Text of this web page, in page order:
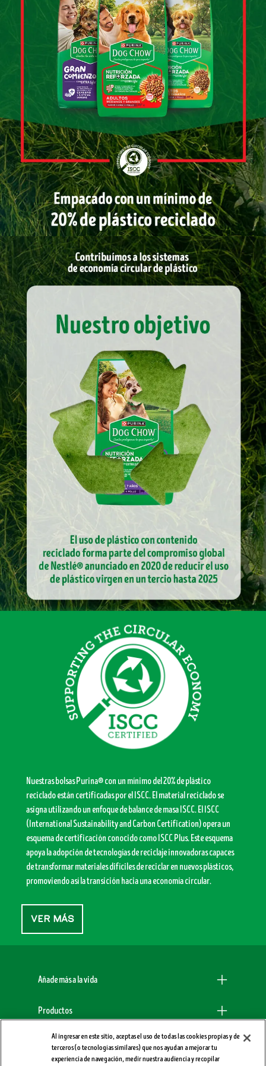
Nuestras bolsas Purina® con un mínimo del 20% de plástico
reciclado están certificadas por el ISCC. El material reciclado se
asigna utilizando un enfoque de balance de masa ISCC. El ISCC
(International Sustainability and Carbon Certification) opera un
esquema de certificación conocido como ISCC Plus. Este esquema
apoya la adopción de tecnologías de reciclaje innovadoras capaces
de transformar materiales difíciles de reciclar en nuevos plásticos,
promoviendo así la transición hacia una economía circular.
Ver más
Añade más a la vida
Productos
Comprometidos con el planeta
Al ingresar en este sitio, aceptas el uso de todas las cookies propias y de
terceros (o tecnologías similares) que nos ayudan a mejorar tu
experiencia de navegación, medir nuestra audiencia y recopilar